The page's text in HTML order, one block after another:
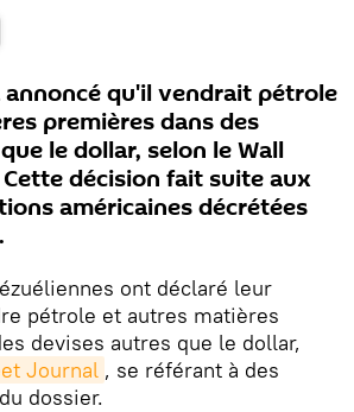
annoncé qu'il vendrait pétrole
premières dans des
le dollar, selon le Wall
décision fait suite aux
américaines décrétées
ont déclaré leur
pétrole et autres matières
devises autres que le dollar,
Journal , se référant à des
dossier.